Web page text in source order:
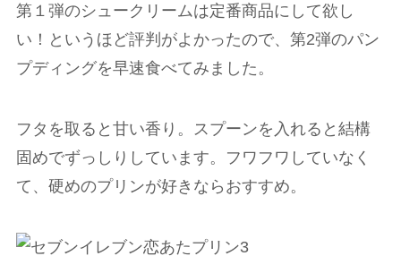
第１弾のシュークリームは定番商品にして欲し
い！というほど評判がよかったので、第2弾のパン
プディングを早速食べてみました。
フタを取ると甘い香り。スプーンを入れると結構
固めでずっしりしています。フワフワしていなく
て、硬めのプリンが好きならおすすめ。